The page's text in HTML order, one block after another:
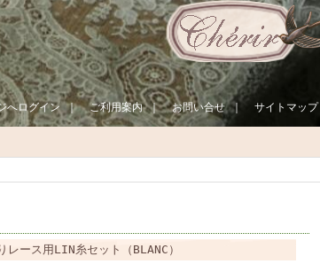
へログイン｜ ご利用案内｜ お問い合せ｜ サイトマップ
レース用LIN糸セット（BLANC）